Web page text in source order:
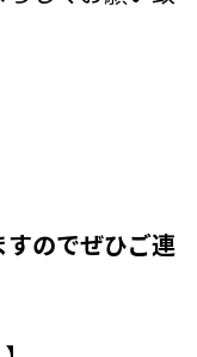
すのでぜひご連